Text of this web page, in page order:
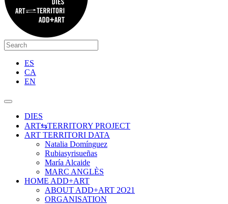
ES
CA
EN
DIES
ART⇆TERRITORY PROJECT
ART TERRITORI DATA
Natalia Domínguez
Rubiasyrisueñas
María Alcaide
MARC ANGLÈS
HOME ADD+ART
ABOUT ADD+ART 2O21
ORGANISATION